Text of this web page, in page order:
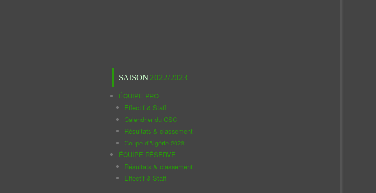
SAISON 2022/2023
ÉQUIPE PRO
Effectif & Staff
Calendrier du CSC
Résultats & classement
Coupe d'Algérie 2023
ÉQUIPE RÉSERVE
Résultats & classement
Effectif & Staff